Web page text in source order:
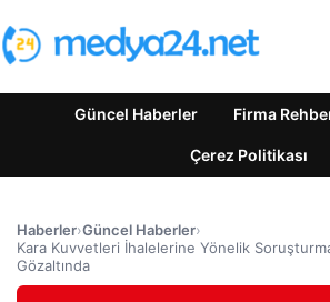
Güncel Haberler Firma
Çerez Politikası
Haberler›Güncel Haberler›
Kara Kuvvetleri İhalelerine Yönelik
Gözaltında